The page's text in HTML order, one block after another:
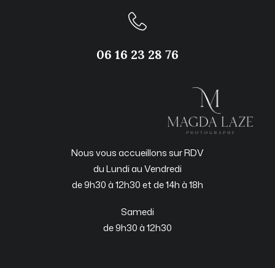
06 16 23 28 76
Nous vous accueillons sur RDV
du Lundi au Vendredi
de 9h30 à 12h30 et de 14h à 18h
Samedi
de 9h30 à 12h30